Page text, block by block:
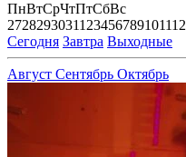
ПнВтСрЧтПтСбВс
27282930311 23456789101112
Сегодня Завтра Выходные
Август Сентябрь Октябрь